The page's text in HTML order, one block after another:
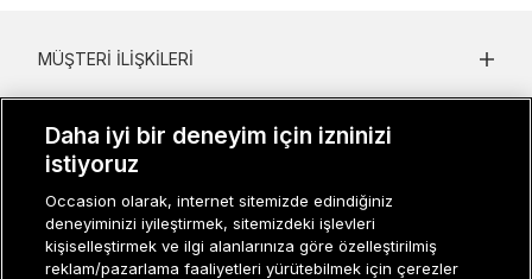
MÜŞTERI İLIŞKILERI
KADIN KATEGORILER
GRUP MARKALAR
ERKEK KATEGORILER
Daha iyi bir deneyim için izninizi
istiyoruz
Occasion olarak, internet sitemizde edindiğiniz
deneyiminizi iyileştirmek, sitemizdeki işlevleri
kişiselleştirmek ve ilgi alanlarınıza göre özelleştirilmiş
reklam/pazarlama faaliyetleri yürütebilmek için çerezler